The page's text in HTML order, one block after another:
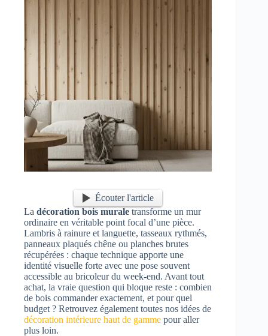
Écouter l'article
La décoration bois murale transforme un mur
ordinaire en véritable point focal d’une pièce.
Lambris à rainure et languette, tasseaux rythmés,
panneaux plaqués chêne ou planches brutes
récupérées : chaque technique apporte une
identité visuelle forte avec une pose souvent
accessible au bricoleur du week-end. Avant tout
achat, la vraie question qui bloque reste : combien
de bois commander exactement, et pour quel
budget ? Retrouvez également toutes nos idées de
décoration intérieure haut de gamme pour aller
plus loin.